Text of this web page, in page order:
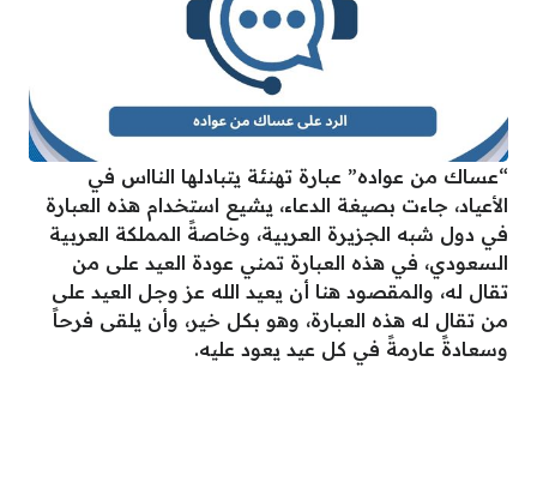
“عساك من عواده” عبارة تهنئة يتبادلها النااس في
الأعياد، جاءت بصيغة الدعاء، يشيع استخدام هذه العبارة
في دول شبه الجزيرة العربية، وخاصةً المملكة العربية
السعودي، في هذه العبارة تمني عودة العيد على من
تقال له، والمقصود هنا أن يعيد الله عز وجل العيد على
من تقال له هذه العبارة، وهو بكل خير، وأن يلقى فرحاً
وسعادةً عارمةً في كل عيد يعود عليه.